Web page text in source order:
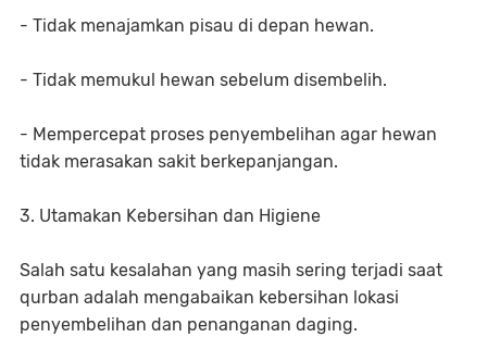
- Tidak menajamkan pisau di depan hewan.
- Tidak memukul hewan sebelum disembelih.
- Mempercepat proses penyembelihan agar hewan
tidak merasakan sakit berkepanjangan.
3. Utamakan Kebersihan dan Higiene
Salah satu kesalahan yang masih sering terjadi saat
qurban adalah mengabaikan kebersihan lokasi
penyembelihan dan penanganan daging.